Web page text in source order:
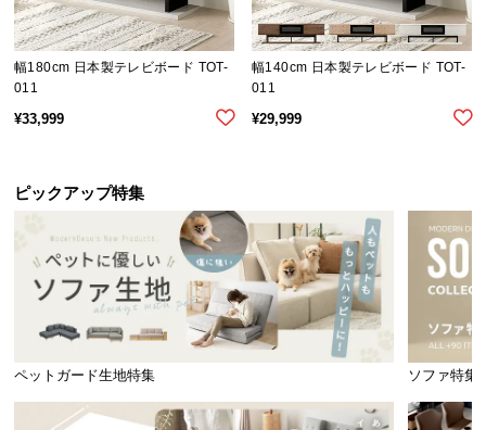
返
品・
キ
ン
に
保
に
つ
い
幅180cm 日本製テレビボード TOT-
011
¥33,999
幅140cm 日本製テレビボード TOT-
011
¥29,999
ピックアップ特集
ペットガード生地特集 ソファ特集